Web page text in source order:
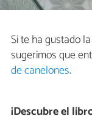
Si te ha gustado
sugerimos que
de canelones.
¡Descubre el